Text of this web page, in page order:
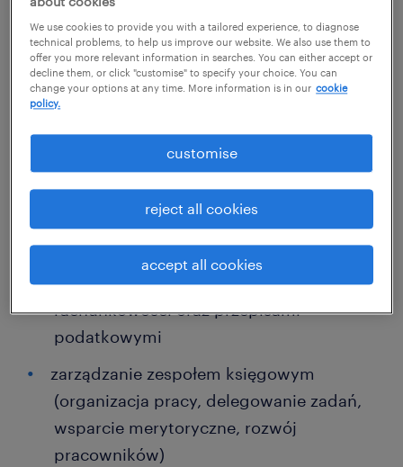
produkcyjnej będącej częścią
międzynarodowej grupy kapitałowej, która
jest producentem masztów dla farm
wiatrowych i dźwigów przemysłowych –
osoby na stanowisko:
nadzór nad prowadzeniem pełnej
księgowości zgodnie z Ustawą o
rachunkowości oraz przepisami
podatkowymi
zarządzanie zespołem księgowym
(organizacja pracy, delegowanie zadań,
wsparcie merytoryczne, rozwój
pracowników)
We use cookies to provide you with a tailored experience, to diagnose
technical problems, to help us improve our website. We also use them to
offer you more relevant information in searches. You can either accept or
decline them, or click "customise" to specify your choice. You can
change your options at any time. More information is in our cookie
policy.
accept all cookies
reject all cookies
customise